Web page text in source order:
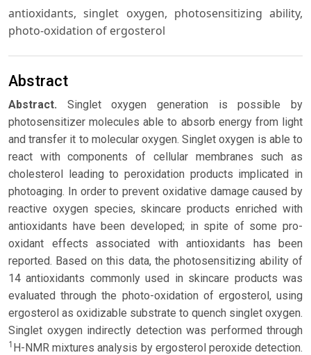
antioxidants, singlet oxygen, photosensitizing ability,
photo-oxidation of ergosterol
Abstract
Abstract. Singlet oxygen generation is possible by
photosensitizer molecules able to absorb energy from light
and transfer it to molecular oxygen. Singlet oxygen is able to
react with components of cellular membranes such as
cholesterol leading to peroxidation products implicated in
photoaging. In order to prevent oxidative damage caused by
reactive oxygen species, skincare products enriched with
antioxidants have been developed; in spite of some pro-
oxidant effects associated with antioxidants has been
reported. Based on this data, the photosensitizing ability of
14 antioxidants commonly used in skincare products was
evaluated through the photo-oxidation of ergosterol, using
ergosterol as oxidizable substrate to quench singlet oxygen.
Singlet oxygen indirectly detection was performed through
1H-NMR mixtures analysis by ergosterol peroxide detection.